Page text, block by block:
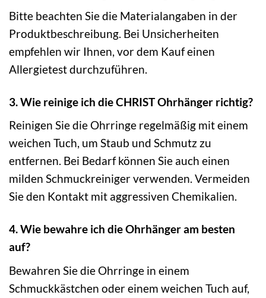
Bitte beachten Sie die Materialangaben in der
Produktbeschreibung. Bei Unsicherheiten
empfehlen wir Ihnen, vor dem Kauf einen
Allergietest durchzuführen.
3. Wie reinige ich die CHRIST Ohrhänger richtig?
Reinigen Sie die Ohrringe regelmäßig mit einem
weichen Tuch, um Staub und Schmutz zu
entfernen. Bei Bedarf können Sie auch einen
milden Schmuckreiniger verwenden. Vermeiden
Sie den Kontakt mit aggressiven Chemikalien.
4. Wie bewahre ich die Ohrhänger am besten
auf?
Bewahren Sie die Ohrringe in einem
Schmuckkästchen oder einem weichen Tuch auf,